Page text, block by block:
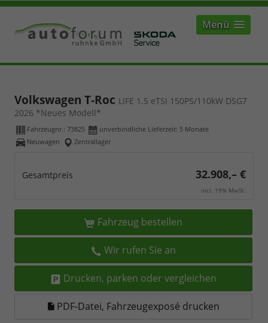
Menü
Volkswagen T-Roc LIFE 1.5 eTSI 150PS/110kW DSG7
2026 *Neues Modell*
Fahrzeugnr.: 73825 unverbindliche Lieferzeit: 5 Monate
Neuwagen
Zentrallager
Gesamtpreis 32.908,– €
incl. 19% MwSt.
Fahrzeug bestellen
Wir rufen Sie an
Drucken, parken oder vergleichen
PDF-Datei, Fahrzeugexposé drucken